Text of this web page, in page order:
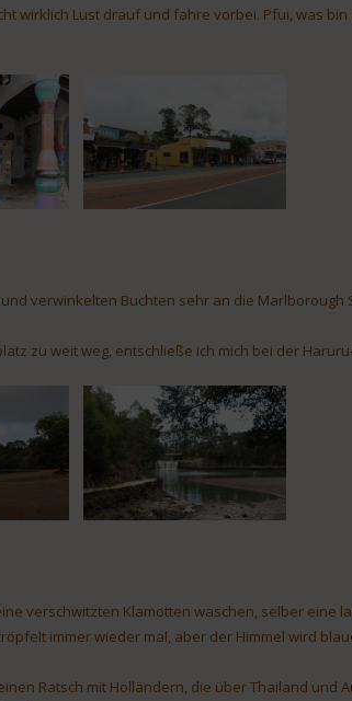
wirklich Lust drauf und fahre vorbei. Pfui, was bin
verwinkelten Buchten sehr an die Marlborough
zu weit weg, entschließe ich mich bei der
verschwitzten Klamotten waschen, selber eine
immer wieder mal, aber der Himmel wird
Ratsch mit Holländern, die über Thailand und